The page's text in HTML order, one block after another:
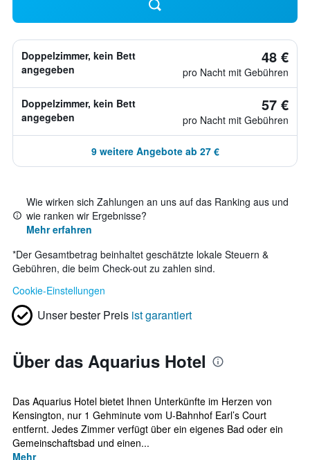
Doppelzimmer, kein Bett
angegeben
48 €
pro Nacht mit Gebühren
Doppelzimmer, kein Bett
angegeben
57 €
pro Nacht mit Gebühren
9 weitere Angebote ab 27 €
Wie wirken sich Zahlungen an uns auf das Ranking aus und
wie ranken wir Ergebnisse?
Mehr erfahren
*Der Gesamtbetrag beinhaltet geschätzte lokale Steuern &
Gebühren, die beim Check-out zu zahlen sind.
Cookie-Einstellungen
Unser bester Preis ist garantiert
Über das Aquarius Hotel
Das Aquarius Hotel bietet Ihnen Unterkünfte im Herzen von
Kensington, nur 1 Gehminute vom U-Bahnhof Earl’s Court
entfernt. Jedes Zimmer verfügt über ein eigenes Bad oder ein
Gemeinschaftsbad und einen...
Mehr